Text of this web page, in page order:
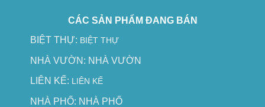
CÁC SẢN PHẨM ĐANG BÁN
BIỆT THỰ: BIỆT THỰ
NHÀ VƯỜN: NHÀ VƯỜN
LIÊN KẾ: LIÊN KẾ
NHÀ PHỐ: NHÀ PHỐ